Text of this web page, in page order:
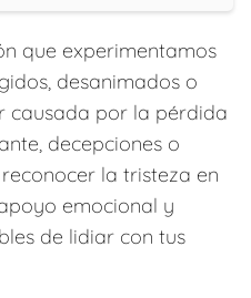
que experimentamos
desanimados o
causada por la pérdida
decepciones o
la tristeza en
emocional y
de lidiar con tus